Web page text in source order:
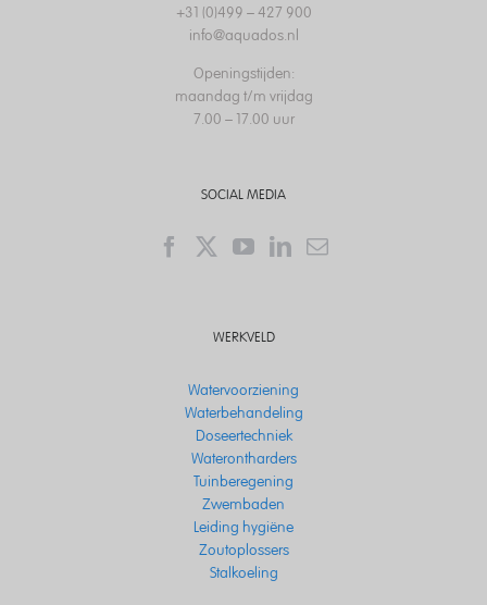
+31 (0)499 – 427 900
info@aquados.nl
Openingstijden:
maandag t/m vrijdag
7.00 – 17.00 uur
SOCIAL MEDIA
WERKVELD
Watervoorziening
Waterbehandeling
Doseertechniek
Waterontharders
Tuinberegening
Zwembaden
Leiding hygiëne
Zoutoplossers
Stalkoeling